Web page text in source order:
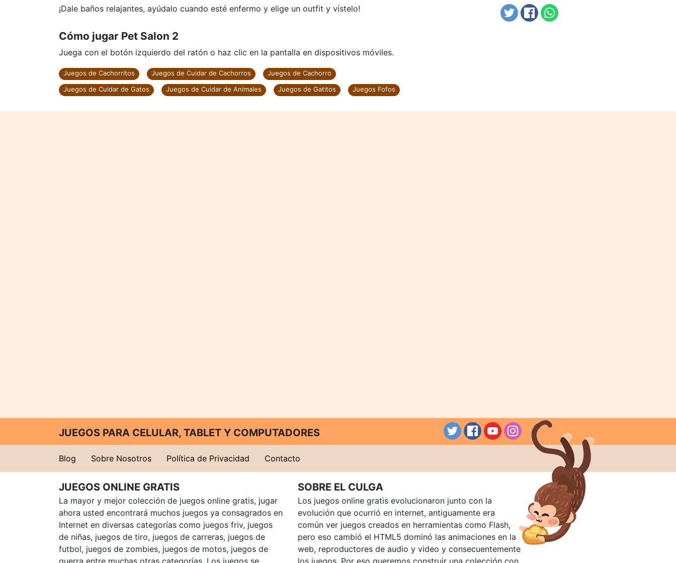
¡Dale baños relajantes, ayúdalo cuando esté enfermo y elige un outfit y vístelo!
Cómo jugar Pet Salon 2
Juega con el botón izquierdo del ratón o haz clic en la pantalla en dispositivos móviles.
Juegos de Cachorritos Juegos de Cuidar de Cachorros
Juegos de Cachorro
Juegos de Cuidar de Gatos
Juegos de Cuidar de Animales Juegos de Gatitos Juegos Fofos
JUEGOS PARA CELULAR, TABLET Y COMPUTADORES
Blog Sobre Nosotros Política de Privacidad Contacto
JUEGOS ONLINE GRATIS
La mayor y mejor colección de juegos online gratis, jugar
ahora usted encontrará muchos juegos ya consagrados en
Internet en diversas categorías como juegos friv, juegos
de niñas, juegos de tiro, juegos de carreras, juegos de
futbol, juegos de zombies, juegos de motos, juegos de
guerra entre muchas otras categorías. Los juegos se
SOBRE EL CULGA
Los juegos online gratis evolucionaron junto con la
evolución que ocurrió en internet, antiguamente era
común ver juegos creados en herramientas como Flash,
pero eso cambió el HTML5 dominó las animaciones en la
web, reproductores de audio y video y consecuentemente
los juegos. Por eso queremos construir una colección con